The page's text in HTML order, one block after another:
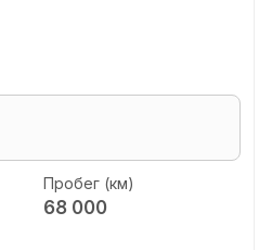
Пробег (км)
68 000